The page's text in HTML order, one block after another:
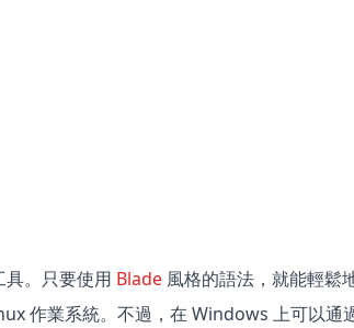
。只要使用 Blade 風格的語法，就能輕鬆
作業系統。不過，在 Windows 上可以通